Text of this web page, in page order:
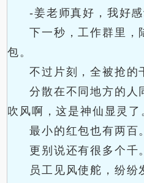
-姜老师真好，我好感
下一秒，工作群里，
包。
不过片刻，全被抢的
分散在不同地方的人
吹风啊，这是神仙显灵了
最小的红包也有两百
更别说还有很多个千
员工见风使舵，纷纷